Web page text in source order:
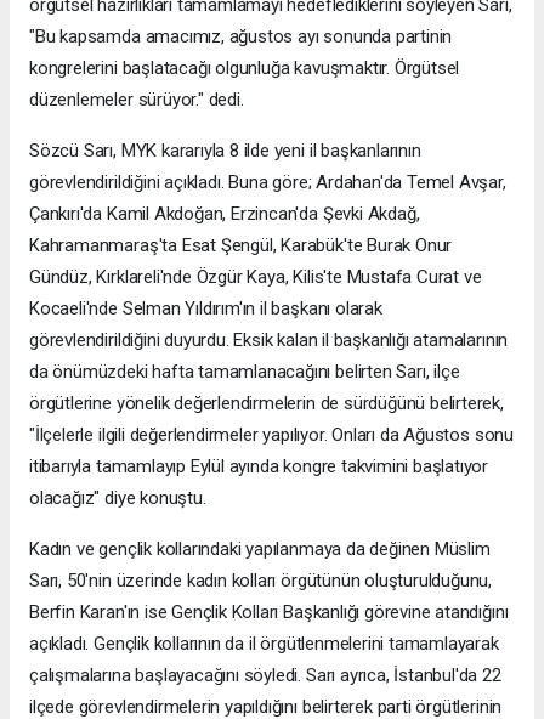
örgütsel hazırlıkları tamamlamayı hedeflediklerini söyleyen Sarı,
"Bu kapsamda amacımız, ağustos ayı sonunda partinin
kongrelerini başlatacağı olgunluğa kavuşmaktır. Örgütsel
düzenlemeler sürüyor." dedi.
Sözcü Sarı, MYK kararıyla 8 ilde yeni il başkanlarının
görevlendirildiğini açıkladı. Buna göre; Ardahan'da Temel Avşar,
Çankırı'da Kamil Akdoğan, Erzincan'da Şevki Akdağ,
Kahramanmaraş'ta Esat Şengül, Karabük'te Burak Onur
Gündüz, Kırklareli'nde Özgür Kaya, Kilis'te Mustafa Curat ve
Kocaeli'nde Selman Yıldırım'ın il başkanı olarak
görevlendirildiğini duyurdu. Eksik kalan il başkanlığı atamalarının
da önümüzdeki hafta tamamlanacağını belirten Sarı, ilçe
örgütlerine yönelik değerlendirmelerin de sürdüğünü belirterek,
"İlçelerle ilgili değerlendirmeler yapılıyor. Onları da Ağustos sonu
itibarıyla tamamlayıp Eylül ayında kongre takvimini başlatıyor
olacağız" diye konuştu.
Kadın ve gençlik kollarındaki yapılanmaya da değinen Müslim
Sarı, 50'nin üzerinde kadın kolları örgütünün oluşturulduğunu,
Berfin Karan'ın ise Gençlik Kolları Başkanlığı görevine atandığını
açıkladı. Gençlik kollarının da il örgütlenmelerini tamamlayarak
çalışmalarına başlayacağını söyledi. Sarı ayrıca, İstanbul'da 22
ilçede görevlendirmelerin yapıldığını belirterek parti örgütlerinin